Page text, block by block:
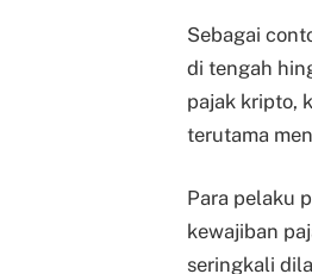
Sebagai
di tengah
pajak kripto,
terutama
Para pelaku
kewajiban
seringkali